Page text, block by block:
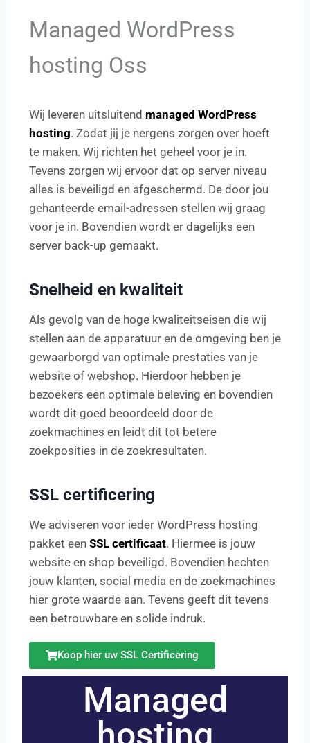
Managed WordPress
hosting Oss
Wij leveren uitsluitend managed WordPress
hosting. Zodat jij je nergens zorgen over hoeft
te maken. Wij richten het geheel voor je in.
Tevens zorgen wij ervoor dat op server niveau
alles is beveiligd en afgeschermd. De door jou
gehanteerde email-adressen stellen wij graag
voor je in. Bovendien wordt er dagelijks een
server back-up gemaakt.
Snelheid en kwaliteit
Als gevolg van de hoge kwaliteitseisen die wij
stellen aan de apparatuur en de omgeving ben je
gewaarborgd van optimale prestaties van je
website of webshop. Hierdoor hebben je
bezoekers een optimale beleving en bovendien
wordt dit goed beoordeeld door de
zoekmachines en leidt dit tot betere
zoekposities in de zoekresultaten.
SSL certificering
We adviseren voor ieder WordPress hosting
pakket een SSL certificaat. Hiermee is jouw
website en shop beveiligd. Bovendien hechten
jouw klanten, social media en de zoekmachines
hier grote waarde aan. Tevens geeft dit tevens
een betrouwbare en solide indruk.
Koop hier uw SSL Certificering
Managed
hosting